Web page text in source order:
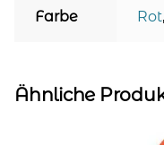
Farbe Rot,
Ähnliche